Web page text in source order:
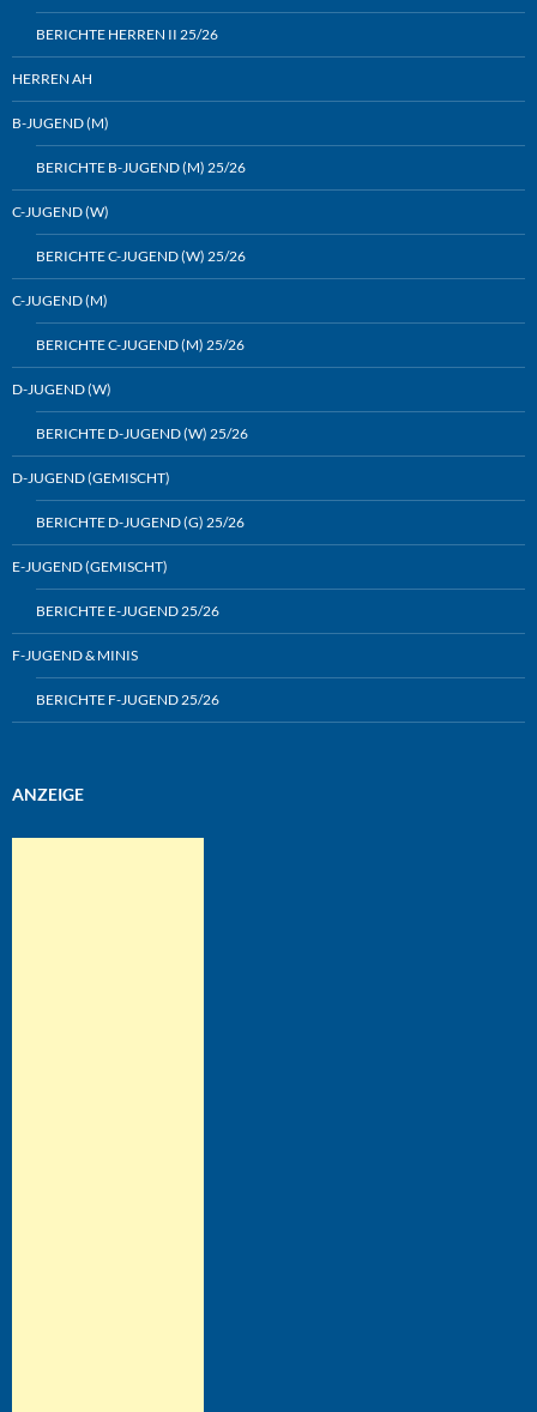
BERICHTE HERREN II 25/26
HERREN AH
B-JUGEND (M)
BERICHTE B-JUGEND (M) 25/26
C-JUGEND (W)
BERICHTE C-JUGEND (W) 25/26
C-JUGEND (M)
BERICHTE C-JUGEND (M) 25/26
D-JUGEND (W)
BERICHTE D-JUGEND (W) 25/26
D-JUGEND (GEMISCHT)
BERICHTE D-JUGEND (G) 25/26
E-JUGEND (GEMISCHT)
BERICHTE E-JUGEND 25/26
F-JUGEND & MINIS
BERICHTE F-JUGEND 25/26
ANZEIGE